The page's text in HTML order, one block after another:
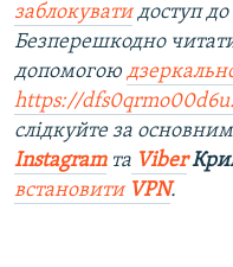
заблокуватидоступ до
Безперешкодно
допомогою
https://
слідкуйте за
Instagramта Viber
встановити VPN.